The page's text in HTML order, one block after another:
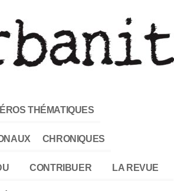
THÉMATIQUES
CHRONIQUES
CONTRIBUER LA REVUE